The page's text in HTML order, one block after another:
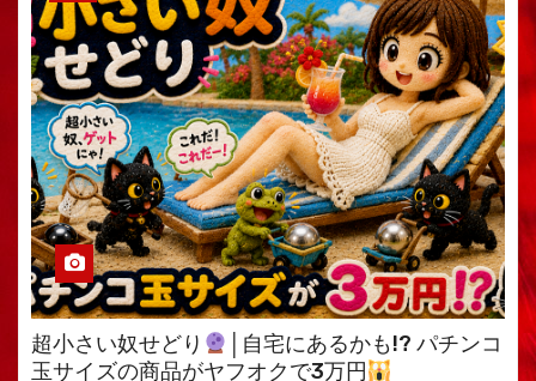
超小さい奴せどり
│自宅にあるかも!? パチンコ
玉サイズの商品がヤフオクで3万円